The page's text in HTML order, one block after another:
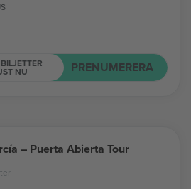
NU PRENUMERERA
– Puerta Abierta Tour